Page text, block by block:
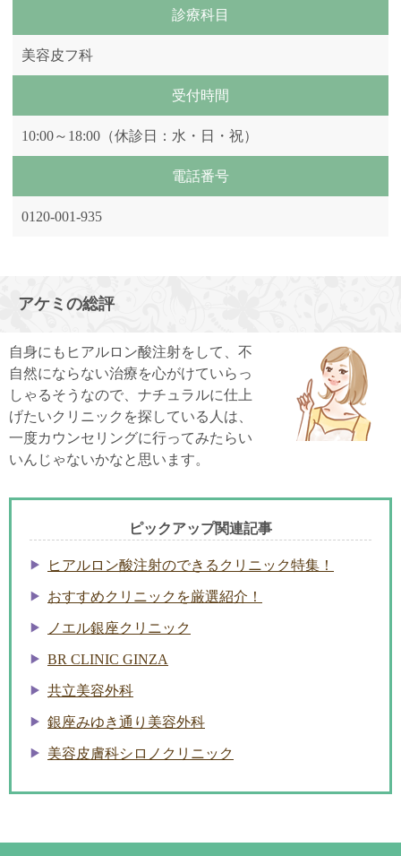
診療科目
美容皮フ科
受付時間
10:00～18:00（休診日：水・日・祝）
電話番号
0120-001-935
アケミの総評
自身にもヒアルロン酸注射をして、不
自然にならない治療を心がけていらっ
しゃるそうなので、ナチュラルに仕上
げたいクリニックを探している人は、
一度カウンセリングに行ってみたらい
いんじゃないかなと思います。
ピックアップ関連記事
ヒアルロン酸注射のできるクリニック特集！
おすすめクリニックを厳選紹介！
ノエル銀座クリニック
BR CLINIC GINZA
共立美容外科
銀座みゆき通り美容外科
美容皮膚科シロノクリニック